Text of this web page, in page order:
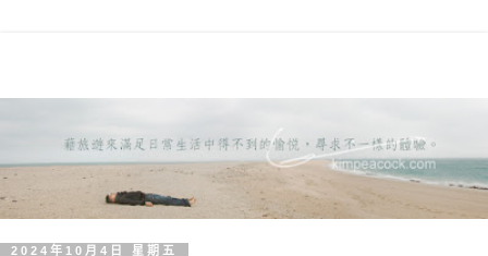
2024年10月4日 星期五